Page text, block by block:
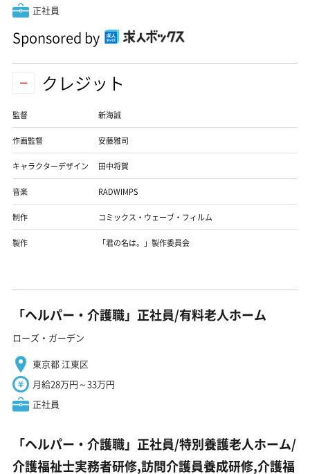
正社員
Sponsored by
クレジット
監督 新海誠
作画監督 安藤雅司
キャラクターデザイン 田中将賀
音楽 RADWIMPS
制作 コミックス・ウェーブ・フィルム
製作 「君の名は。」製作委員会
「ヘルパー・介護職」正社員/有料老人ホーム
ローズ・ガーデン
東京都 江東区
月給28万円～33万円
正社員
「ヘルパー・介護職」正社員/特別養護老人ホーム/
介護福祉士実務者研修,訪問介護員養成研修,介護福